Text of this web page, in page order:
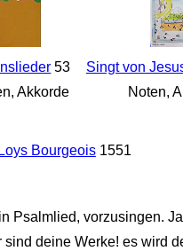
53
Akkorde
Singt von
Noten,
Loys Bourgeois1551
Psalmlied, vorzusingen.
deine Werke! es wird